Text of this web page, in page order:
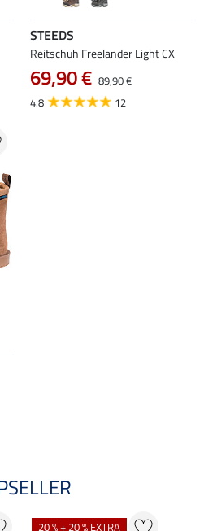
STEEDS
Reitschuh Freelander Light CX
69,90 € 89,90 €
4.8
12
20 % + 20 % EXTRA